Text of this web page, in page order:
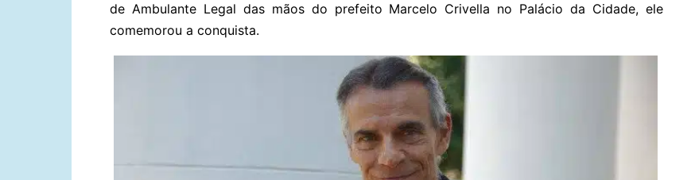
de Ambulante Legal das mãos do prefeito Marcelo Crivella no Palácio da Cidade, ele
comemorou a conquista.